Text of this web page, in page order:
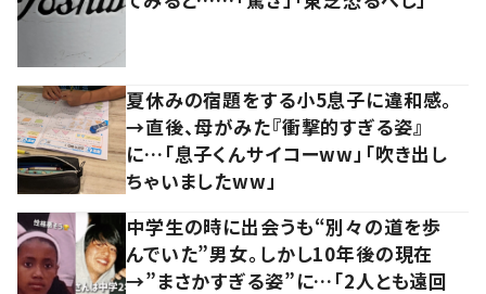
夏休みの宿題をする小5息子に違和感。
→直後、母がみた『衝撃的すぎる姿』
に…「息子くんサイコーww」「吹き出し
ちゃいましたww」
中学生の時に出会うも“別々の道を歩
んでいた”男女。しかし10年後の現在
→”まさかすぎる姿”に…「2人とも遠回